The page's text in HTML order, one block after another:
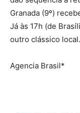
Granada (9º)
Já às 17h (de
outro clássico local.
Agencia Brasil*